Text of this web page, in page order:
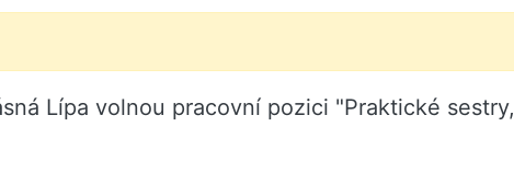
Lípa volnou pracovní pozici "Praktické sestry,